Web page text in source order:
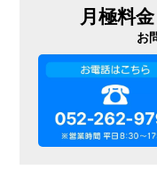
月極料
お